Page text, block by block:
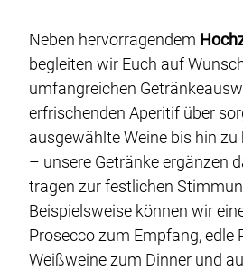
Neben hervorragendem
begleiten wir Euch auf
umfangreichen
erfrischenden Aperitif über
ausgewählte Weine bis hin
– unsere Getränke ergänzen
tragen zur festlichen
Beispielsweise können wir
Prosecco zum Empfang, edle
Weißweine zum Dinner und